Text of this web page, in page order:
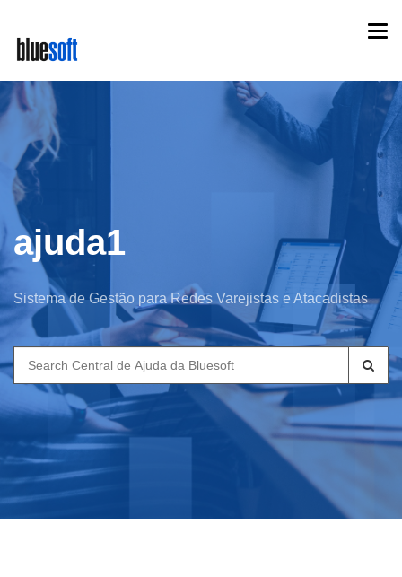
main
content
ajuda1
Sistema de Gestão para Redes Varejistas e Atacadistas
Search
for: